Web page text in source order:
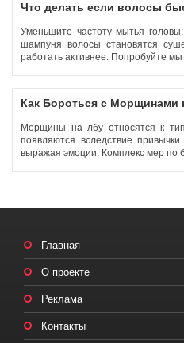
Что делать если волосы
Уменьшите частоту мытья
шампуня волосы становятся
работать активнее. Попробуйте
Как Бороться с Морщинами
Морщины на лбу относятся к
появляются вследствие
выражая эмоции. Комплекс мер по
Главная
О проекте
Реклама
Контакты